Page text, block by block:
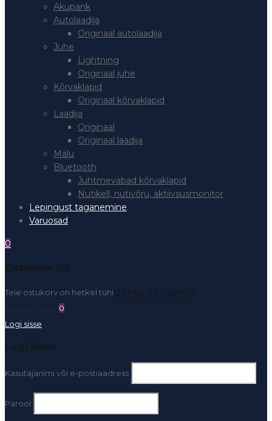
Akupank
Autolaadija
Originaal autolaadija
Juhe
Lightning
Originaal juhe
Kõrvaklapid
Originaal kõrvaklapid
Laadija
Originaal
Originaal laadija
Mälu
Bluetooth
Juhtmevabad kõrvaklapid
Nutikell, nutivõru, aktiivsusmonitor
Lepingust taganemine
Varuosad
0
Ostukorv (0)
Teie ostukorv on hetkel tühi JÄTKA OSTLEMIST
0
Logi sisse
Logi sisse
Kasutajanimi või e-postiaadress
Parool